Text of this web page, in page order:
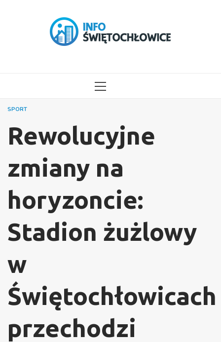
MENU
SPORT
Rewolucyjne
zmiany na
horyzoncie:
Stadion żużlowy
w
Świętochłowicach
przechodzi